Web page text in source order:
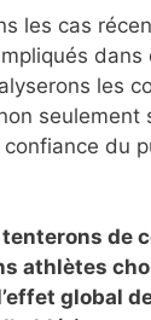
les cas
dans
les
seulement
du
de
athlètes
global